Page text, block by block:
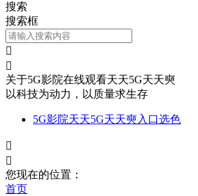
搜索
搜索框


关于5G影院在线观看天天5G天天奭
以科技为动力，以质量求生存
5G影院天天5G天天奭入口选色


您现在的位置：
首页